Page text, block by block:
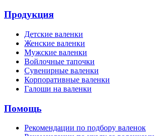
Продукция
Детские валенки
Женские валенки
Мужские валенки
Войлочные тапочки
Сувенирные валенки
Корпоративные валенки
Галоши на валенки
Помощь
Рекомендации по подбору валенок